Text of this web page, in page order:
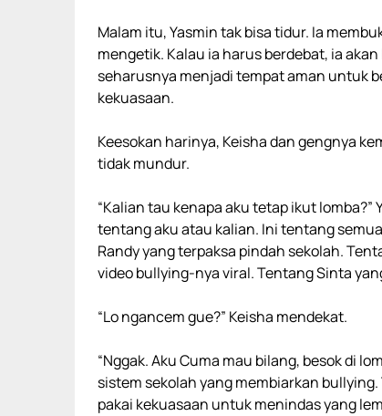
Malam itu, Yasmin tak bisa tidur. Ia
mengetik. Kalau ia harus berdebat, ia
seharusnya menjadi tempat aman untuk
kekuasaan.
Keesokan harinya, Keisha dan gengnya
tidak mundur.
“Kalian tau kenapa aku tetap ikut
tentang aku atau kalian. Ini tentang
Randy yang terpaksa pindah sekolah.
video bullying-nya viral. Tentang Sinta
“Lo ngancem gue?” Keisha mendekat.
“Nggak. Aku Cuma mau bilang, besok di
sistem sekolah yang membiarkan
pakai kekuasaan untuk menindas yang